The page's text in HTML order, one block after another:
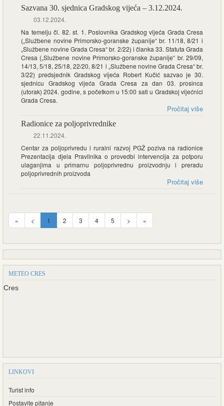
Sazvana 30. sjednica Gradskog vijeća – 3.12.2024.
03.12.2024.
Na temelju čl. 82. st. 1. Poslovnika Gradskog vijeća Grada Cresa
(„Službene novine Primorsko-goranske županije“ br. 11/18, 8/21 i
„Službene novine Grada Cresa“ br. 2/22) i članka 33. Statuta Grada
Cresa („Službene novine Primorsko-goranske županije“ br. 29/09,
14/13, 5/18, 25/18, 22/20, 8/21 i „Službene novine Grada Cresa“ br.
3/22) predsjednik Gradskog vijeća Robert Kučić sazvao je 30.
sjednicu Gradskog vijeća Grada Cresa za dan 03. prosinca
(utorak) 2024. godine, s početkom u 15:00 sati u Gradskoj vijećnici
Grada Cresa.
Pročitaj više
Radionice za poljoprivrednike
22.11.2024.
Centar za poljoprivredu i ruralni razvoj PGŽ poziva na radionice
Prezentacija djela Pravilnika o provedbi intervencija za potporu
ulaganjima u primarnu poljoprivrednu proizvodnju i preradu
poljoprivrednih proizvoda
Pročitaj više
« < 1 2 3 4 5 > »
METEO CRES
Cres
LINKOVI
Turist info
Postavite pitanje